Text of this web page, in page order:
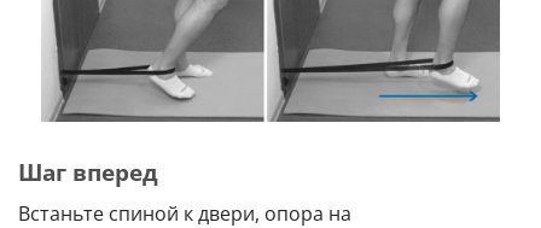
Шаг вперед
Встаньте спиной к двери, опора на